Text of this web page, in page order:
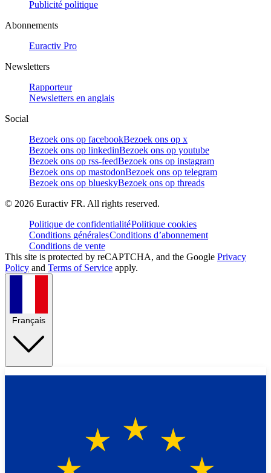
Publicité politique
Abonnements
Euractiv Pro
Newsletters
Rapporteur
Newsletters en anglais
Social
Bezoek ons op facebookBezoek ons op x
Bezoek ons op linkedinBezoek ons op youtube
Bezoek ons op rss-feedBezoek ons op instagram
Bezoek ons op mastodonBezoek ons op telegram
Bezoek ons op blueskyBezoek ons op threads
© 2026 Euractiv FR. All rights reserved.
Politique de confidentialitéPolitique cookies
Conditions généralesConditions d’abonnement
Conditions de vente
This site is protected by reCAPTCHA, and the Google Privacy
Policy and Terms of Service apply.
Français